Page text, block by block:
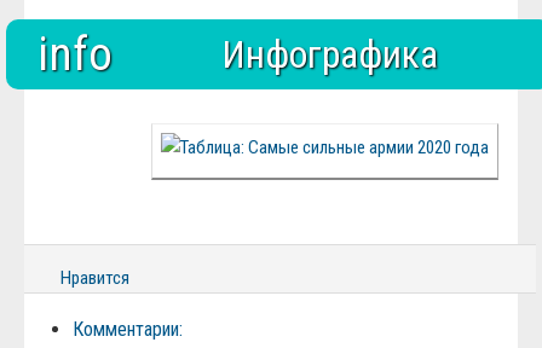
info Инфографика
Нравится
Комментарии: